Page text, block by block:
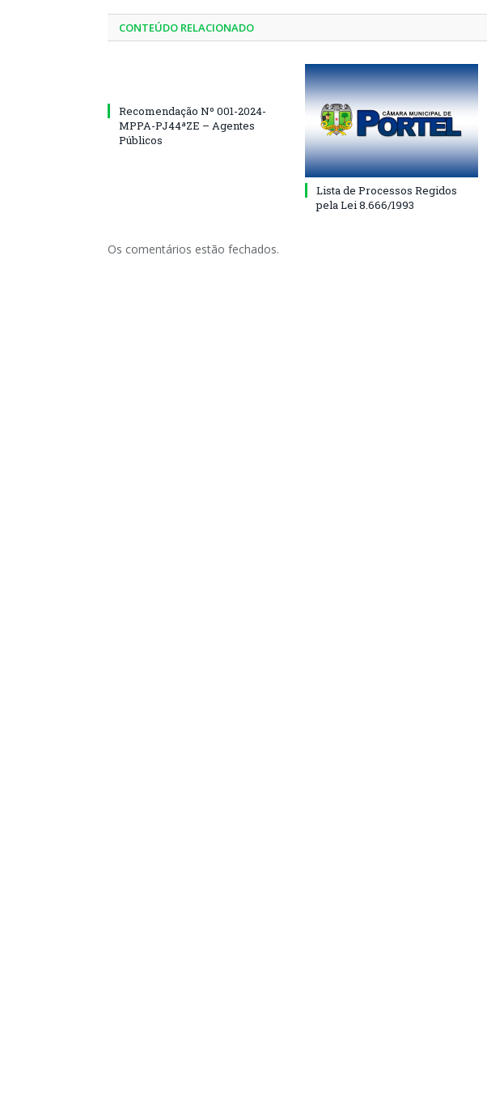
CONTEÚDO RELACIONADO
Recomendação Nº 001-2024-
MPPA-PJ44ªZE – Agentes
Públicos
Lista de Processos Regidos
pela Lei 8.666/1993
Os comentários estão fechados.